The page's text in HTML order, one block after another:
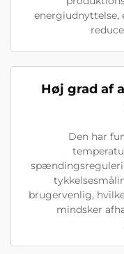
energiudnyttelse,
Høj grad af
Den har
brugervenlig,
mindsker